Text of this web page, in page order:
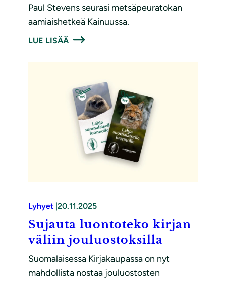
Paul Stevens seurasi metsäpeuratokan
aamiaishetkeä Kainuussa.
LUE LISÄÄ
Lyhyet 20.11.2025
Sujauta luontoteko kirjan
väliin jouluostoksilla
Suomalaisessa Kirjakaupassa on nyt
mahdollista nostaa jouluostosten